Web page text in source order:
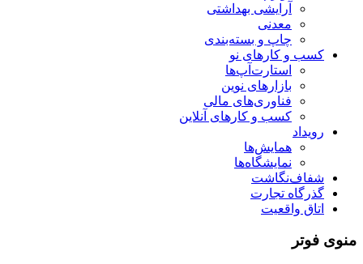
آرایشی بهداشتی
معدنی
چاپ و بسته‌بندی
کسب و کارهای نو
استارت‌آپ‌ها
بازارهای نوین
فناوری‌های مالی
کسب و کارهای آنلاین
رویداد
همایش‌ها
نمایشگاه‌ها
شفاف‌نگاشت
گذرگاه تجارت
اتاق واقعیت
منوی فوتر